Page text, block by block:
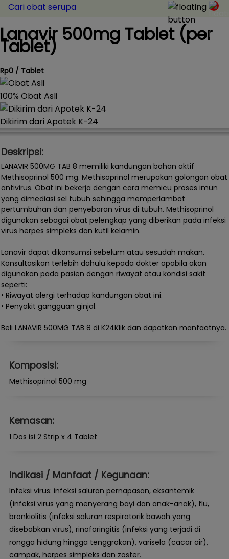
Cari obat serupa
Lanavir 500mg Tablet (per
Tablet)
Rp0 / Tablet
100% Obat Asli
Dikirim dari Apotek K-24
Deskripsi:
LANAVIR 500MG TAB 8 memiliki kandungan bahan aktif
Methisoprinol 500 mg. Methisoprinol merupakan golongan obat
antivirus. Obat ini bekerja dengan cara memicu proses imun
yang dimediasi sel tubuh sehingga memperlambat
pertumbuhan dan penyebaran virus di tubuh. Methisoprinol
digunakan sebagai obat pelengkap yang diberikan pada infeksi
virus herpes simpleks dan kutil kelamin.
Lanavir dapat dikonsumsi sebelum atau sesudah makan.
Konsultasikan terlebih dahulu kepada dokter apabila akan
digunakan pada pasien dengan riwayat atau kondisi sakit
seperti:
• Riwayat alergi terhadap kandungan obat ini.
• Penyakit gangguan ginjal.
Beli LANAVIR 500MG TAB 8 di K24Klik dan dapatkan manfaatnya.
Komposisi:
Methisoprinol 500 mg
Kemasan:
1 Dos isi 2 Strip x 4 Tablet
Indikasi / Manfaat / Kegunaan:
Infeksi virus: infeksi saluran pernapasan, eksantemik
(infeksi virus yang menyerang bayi dan anak-anak), flu,
bronkiolitis (infeksi saluran respiratorik bawah yang
disebabkan virus), rinofaringitis (infeksi yang terjadi di
rongga hidung hingga tenggrokan), varisela (cacar air),
campak, herpes simpleks dan zoster.